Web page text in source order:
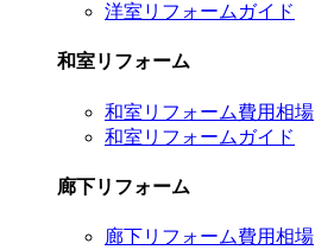
洋室リフォームガイド
和室リフォーム
和室リフォーム費用相場
和室リフォームガイド
廊下リフォーム
廊下リフォーム費用相場